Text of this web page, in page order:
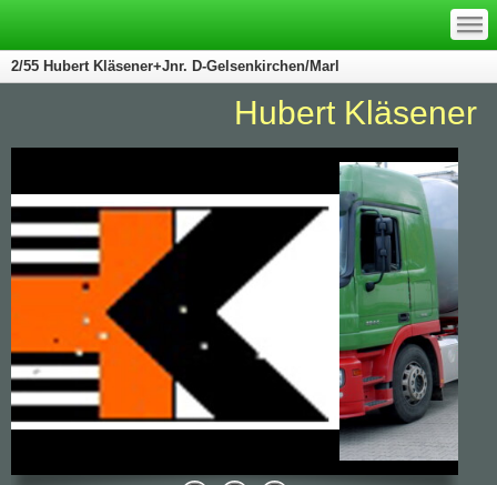
—
—
—
2/55 Hubert Kläsener+Jnr. D-Gelsenkirchen/Marl
Hubert Kläsener